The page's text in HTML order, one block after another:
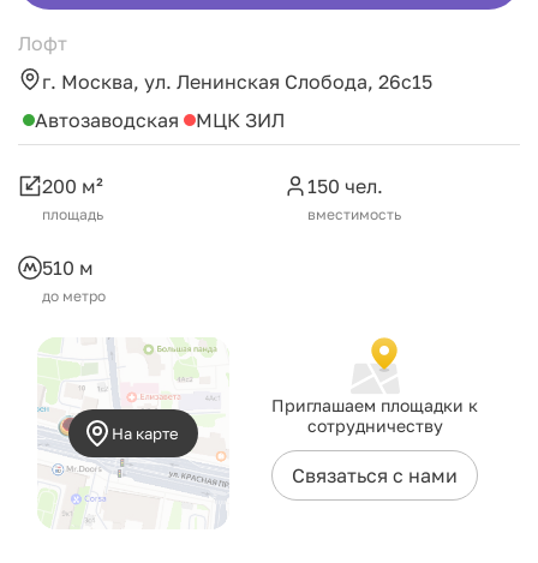
Лофт
г. Москва, ул. Ленинская Слобода, 26c15
Автозаводская
МЦК ЗИЛ
200 м²
площадь
150 чел.
вместимость
510 м
до метро
На карте
Приглашаем площадки к
сотрудничеству
Связаться с нами